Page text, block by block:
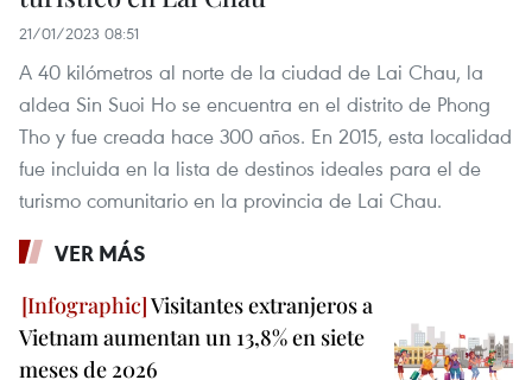
21/01/2023 08:51
A 40 kilómetros al norte de la ciudad de Lai Chau, la
aldea Sin Suoi Ho se encuentra en el distrito de Phong
Tho y fue creada hace 300 años. En 2015, esta localidad
fue incluida en la lista de destinos ideales para el de
turismo comunitario en la provincia de Lai Chau.
VER MÁS
Visitantes extranjeros a
Vietnam aumentan un 13,8% en siete
meses de 2026